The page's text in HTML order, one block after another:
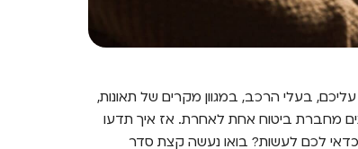
עליכם, בעלי הרכב, במגוון מקרים של תאונות,
מחברת ביטוח אחת לאחרת. אז איך תדעו
לכם לעשות? בואו נעשה קצת סדר